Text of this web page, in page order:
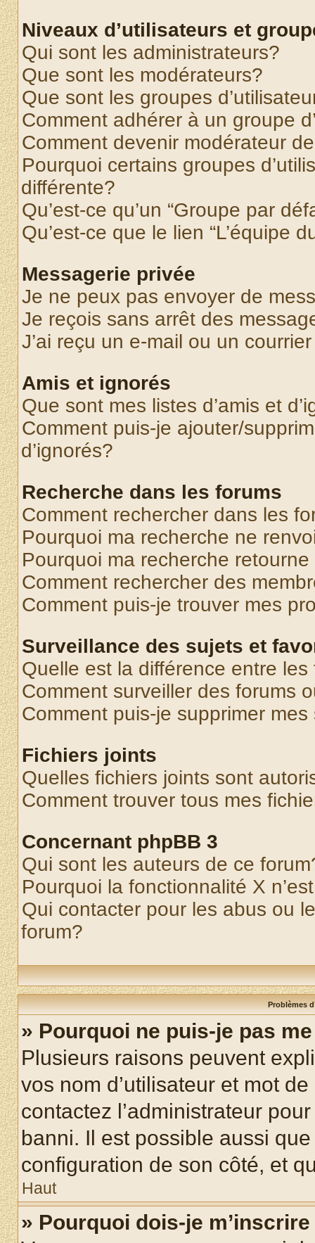
Niveaux d’utilisateurs et
Qui sont les administrateurs?
Que sont les modérateurs?
Que sont les groupes
Comment adhérer à un groupe
Comment devenir modérateur
Pourquoi certains groupes
différente?
Qu’est-ce qu’un “Groupe par
Qu’est-ce que le lien “L’équipe
Messagerie privée
Je ne peux pas envoyer de
Je reçois sans arrêt des
J’ai reçu un e-mail ou un
Amis et ignorés
Que sont mes listes d’amis et
Comment puis-je ajouter/
d’ignorés?
Recherche dans les forums
Comment rechercher dans les
Pourquoi ma recherche ne
Pourquoi ma recherche
Comment rechercher des
Comment puis-je trouver mes
Surveillance des sujets et
Quelle est la différence entre
Comment surveiller des forums
Comment puis-je supprimer
Fichiers joints
Quelles fichiers joints sont
Comment trouver tous mes
Concernant phpBB 3
Qui sont les auteurs de ce
Pourquoi la fonctionnalité X
Qui contacter pour les abus ou
forum?
Problèmes
» Pourquoi ne puis-je pas
Plusieurs raisons peuvent
vos nom d’utilisateur et mot
contactez l’administrateur
banni. Il est possible aussi
configuration de son côté, et
Haut
» Pourquoi dois-je